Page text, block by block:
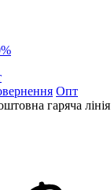
Опт
гаряча лінія